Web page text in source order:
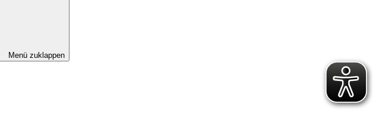
Menü zuklappen